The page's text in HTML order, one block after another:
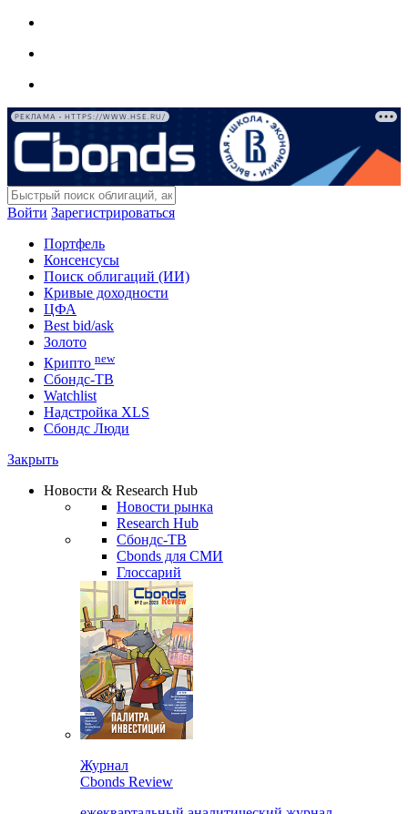
РЕКЛАМА • HTTPS://WWW.HSE.RU/
Войти Зарегистрироваться
Портфель
Консенсусы
Поиск облигаций (ИИ)
Кривые доходности
ЦФА
Best bid/ask
Золото
Крипто new
Сбондс-ТВ
Watchlist
Надстройка XLS
Сбондс Люди
Закрыть
Новости & Research Hub
Новости рынка
Research Hub
Сбондс-ТВ
Cbonds для СМИ
Глоссарий
Журнал
Cbonds Review